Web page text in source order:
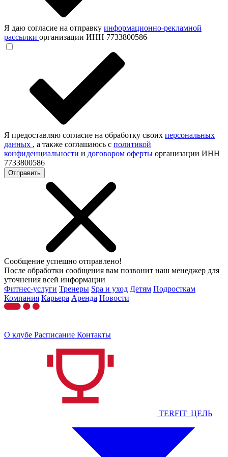
Я даю согласие на отправку информационно-рекламной
рассылки организации ИНН 7733800586
Я предоставляю согласие на обработку своих персональных
данных , а также соглашаюсь с политикой
конфиденциальности и договором оферты организации ИНН
7733800586
Отправить
Сообщение успешно отправлено!
После обработки сообщения вам позвонит наш менеджер для
уточнения всей информации
Фитнес-услуги Тренеры Spa и уход Детям Подросткам
Компания Карьера Аренда Новости
О клубе Расписание Контакты
TERFIT_ЦЕЛЬ